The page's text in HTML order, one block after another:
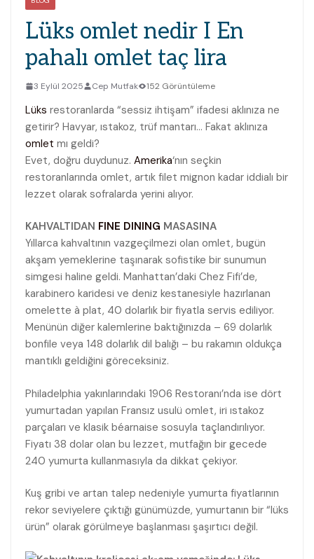
Lüks omlet nedir I En
pahalı omlet taç lira
3 Eylül 2025 Cep Mutfak 152 Görüntüleme
Lüks restoranlarda “sessiz ihtişam” ifadesi aklınıza ne
getirir? Havyar, ıstakoz, trüf mantarı… Fakat aklınıza
omlet mı geldi?
Evet, doğru duydunuz. Amerika‘nın seçkin
restoranlarında omlet, artık filet mignon kadar iddialı bir
lezzet olarak sofralarda yerini alıyor.
KAHVALTIDAN FINE DINING MASASINA
Yıllarca kahvaltının vazgeçilmezi olan omlet, bugün
akşam yemeklerine taşınarak sofistike bir sunumun
simgesi haline geldi. Manhattan’daki Chez Fifi’de,
karabinero karidesi ve deniz kestanesiyle hazırlanan
omelette à plat, 40 dolarlık bir fiyatla servis ediliyor.
Menünün diğer kalemlerine baktığınızda – 69 dolarlık
bonfile veya 148 dolarlık dil balığı – bu rakamın oldukça
mantıklı geldiğini göreceksiniz.
Philadelphia yakınlarındaki 1906 Restoranı’nda ise dört
yumurtadan yapılan Fransız usulü omlet, iri ıstakoz
parçaları ve klasik béarnaise sosuyla taçlandırılıyor.
Fiyatı 38 dolar olan bu lezzet, mutfağın bir gecede
240 yumurta kullanmasıyla da dikkat çekiyor.
Kuş gribi ve artan talep nedeniyle yumurta fiyatlarının
rekor seviyelere çıktığı günümüzde, yumurtanın bir “lüks
ürün” olarak görülmeye başlanması şaşırtıcı değil.